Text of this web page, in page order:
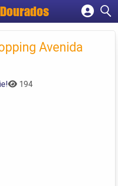
Dourados
empresa
conta Avenida
194